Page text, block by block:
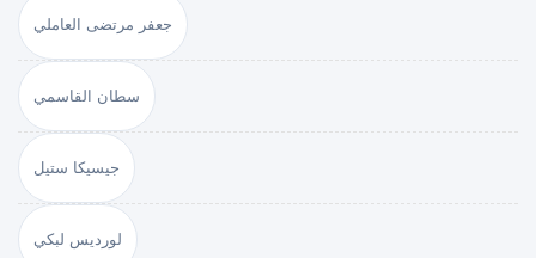
جعفر مرتضى العاملي
سطان القاسمي
جيسيكا ستيل
لورديس لبكي